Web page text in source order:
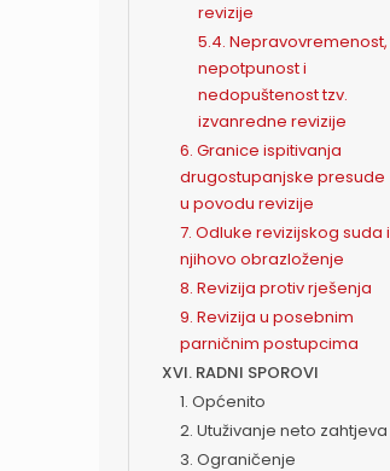
revizije
5.4. Nepravovremenost,
nepotpunost i
nedopuštenost tzv.
izvanredne revizije
6. Granice ispitivanja
drugostupanjske presude
u povodu revizije
7. Odluke revizijskog suda i
njihovo obrazloženje
8. Revizija protiv rješenja
9. Revizija u posebnim
parničnim postupcima
XVI. RADNI SPOROVI
1. Općenito
2. Utuživanje neto zahtjeva
3. Ograničenje